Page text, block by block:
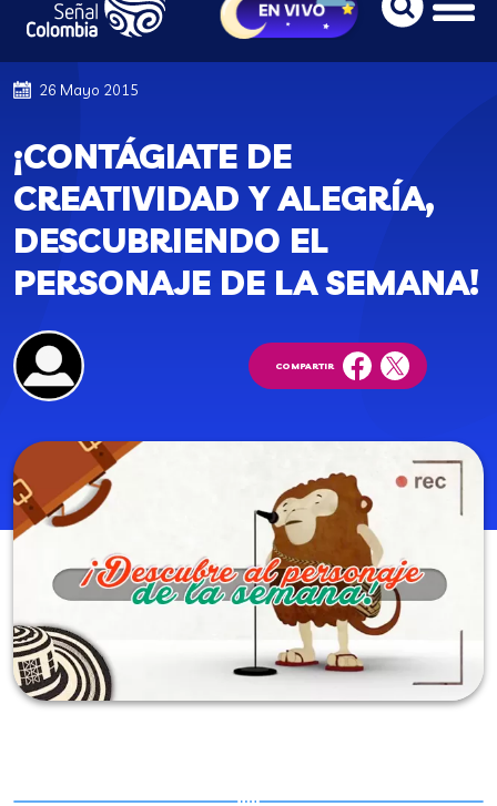
26 Mayo 2015
¡CONTÁGIATE DE
CREATIVIDAD Y ALEGRÍA,
DESCUBRIENDO EL
PERSONAJE DE LA SEMANA!
COMPARTIR